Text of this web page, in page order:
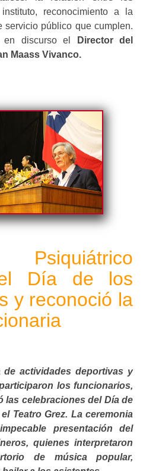
reconocimiento a la
servicio público que cumplen.
en discurso el
Director del
Maass Vivanco.
Psiquiátrico
Día de los
y reconoció la
de actividades deportivas y
los funcionarios,
las celebraciones del Día de
Teatro Grez. La ceremonia
presentación del
quienes interpretaron
de música popular,